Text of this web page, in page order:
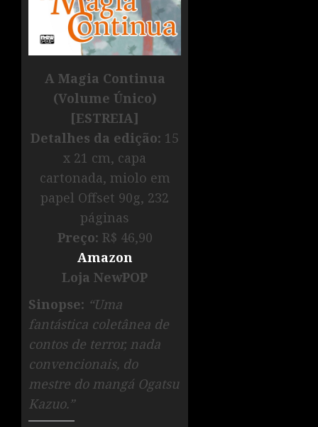
A Magia Continua
(Volume Único)
[ESTREIA]
Detalhes da edição: 15
x 21 cm, capa
cartonada, miolo em
papel Offset 90g, 232
páginas
Preço: R$ 46,90
Amazon
Loja NewPOP
Sinopse: “Uma
fantástica coletânea de
contos de terror, nada
convencionais, do
mestre do mangá Ogatsu
Kazuo.”